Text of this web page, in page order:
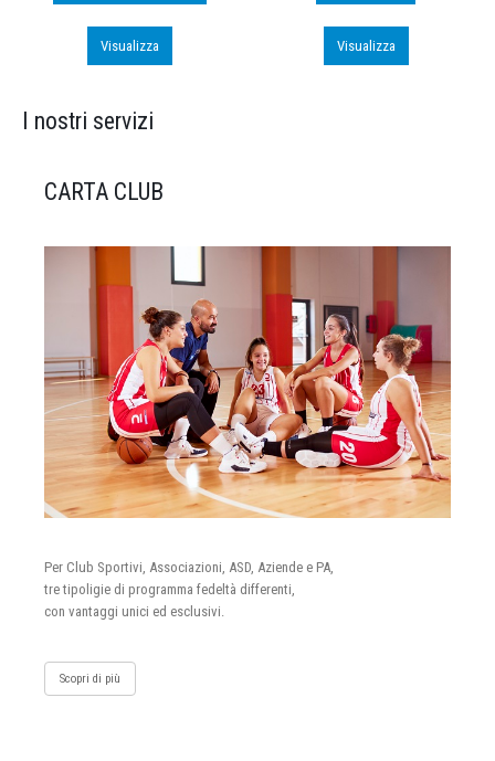
Visualizza Visualizza
I nostri servizi
CARTA CLUB
Per Club Sportivi, Associazioni, ASD, Aziende e PA,
tre tipoligie di programma fedeltà differenti,
con vantaggi unici ed esclusivi.
Scopri di più